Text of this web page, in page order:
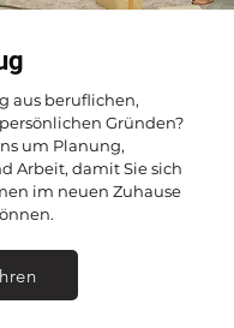
aus beruflichen,
Gründen?
um Planung,
Arbeit, damit Sie sich
im neuen Zuhause